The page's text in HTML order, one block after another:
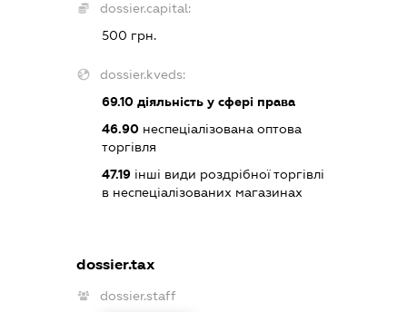
dossier.capital:
500 грн.
dossier.kveds:
69.10діяльність у сфері права
46.90неспеціалізована оптова
торгівля
47.19інші види роздрібної торгівлі
в неспеціалізованих магазинах
dossier.tax
dossier.staff